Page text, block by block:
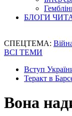
БЛОГИ
СПЕЦТЕМА:
ВСІ ТЕМИ
Вступ
Теракт в
Вона